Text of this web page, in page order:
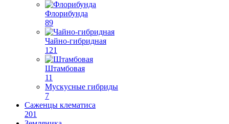
Флорибунда
89
Чайно-гибридная
121
Штамбовая
11
Мускусные гибриды
7
Саженцы клематиса
201